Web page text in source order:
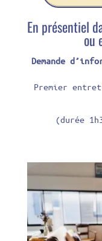
En présentiel
ou
Demande
Premier
(durée